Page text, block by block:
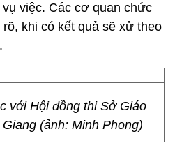
việc. Các cơ quan chức
khi có kết quả sẽ xử theo
với Hội đồng thi Sở Giáo
(ảnh: Minh Phong)